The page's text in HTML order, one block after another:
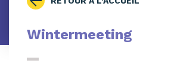
Wintermeeting